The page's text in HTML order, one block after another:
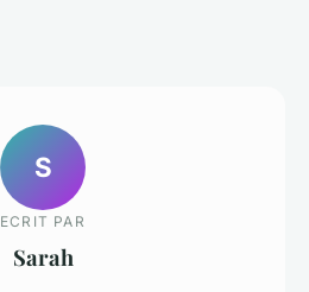
S
ECRIT PAR
Sarah